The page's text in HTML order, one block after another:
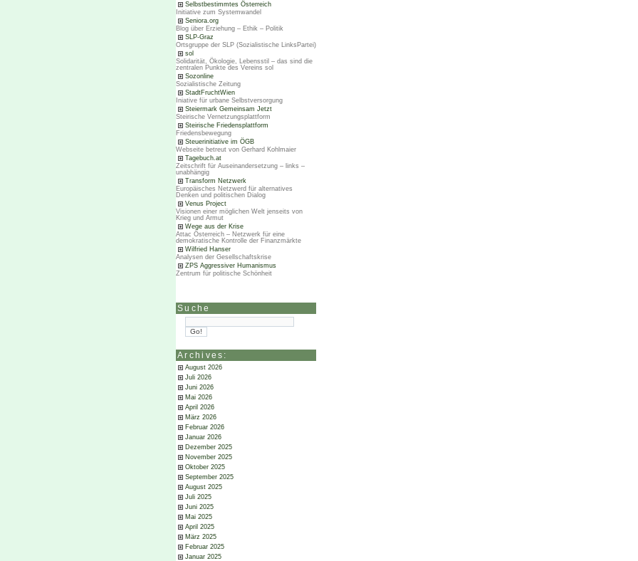
Selbstbestimmtes Österreich
Initiative zum Systemwandel
Seniora.org
Blog über Erziehung – Ethik – Politik
SLP-Graz
Ortsgruppe der SLP (Sozialistische LinksPartei)
sol
Solidarität, Ökologie, Lebensstil – das sind die
zentralen Punkte des Vereins sol
Sozonline
Sozialistische Zeitung
StadtFruchtWien
Iniative für urbane Selbstversorgung
Steiermark Gemeinsam Jetzt
Steirische Vernetzungsplattform
Steirische Friedensplattform
Friedensbewegung
Steuerinitiative im ÖGB
Webseite betreut von Gerhard Kohlmaier
Tagebuch.at
Zeitschrift für Auseinandersetzung – links –
unabhängig
Transform Netzwerk
Europäisches Netzwerd für alternatives
Denken und politischen Dialog
Venus Project
Visionen einer möglichen Welt jenseits von
Krieg und Armut
Wege aus der Krise
Attac Österreich – Netzwerk für eine
demokratische Kontrolle der Finanzmärkte
Wilfried Hanser
Analysen der Gesellschaftskrise
ZPS Aggressiver Humanismus
Zentrum für politische Schönheit
Suche
Archives:
August 2026
Juli 2026
Juni 2026
Mai 2026
April 2026
März 2026
Februar 2026
Januar 2026
Dezember 2025
November 2025
Oktober 2025
September 2025
August 2025
Juli 2025
Juni 2025
Mai 2025
April 2025
März 2025
Februar 2025
Januar 2025